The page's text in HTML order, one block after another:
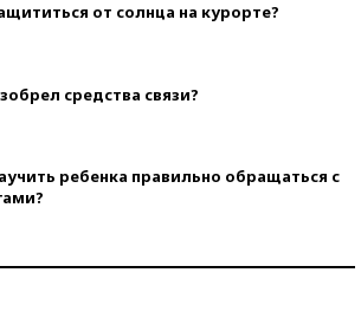
от солнца на курорте?
средства связи?
ребенка правильно обращаться с